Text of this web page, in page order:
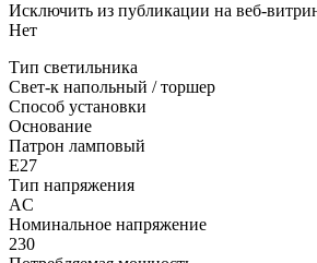
Исключить из публикации на веб-
Нет
Тип светильника
Свет-к напольный / торшер
Способ установки
Основание
Патрон ламповый
E27
Тип напряжения
AC
Номинальное напряжение
230